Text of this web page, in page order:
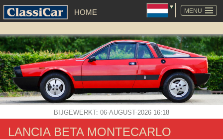
MENU
HOME
NAVIGATIE
OVERSLAAN
BIJGEWERKT: 06-AUGUST-2026 16:18
LANCIA BETA MONTECARLO